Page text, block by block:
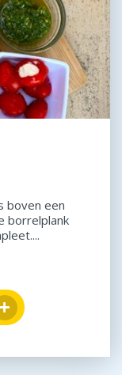
boven een
borrelplank